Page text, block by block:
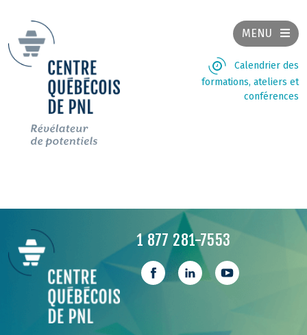
MENU
Calendrier des
formations, ateliers et
conférences
1 877 281-7553